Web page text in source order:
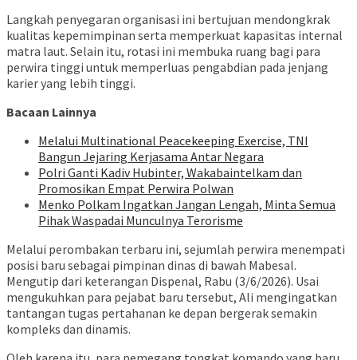
Langkah penyegaran organisasi ini bertujuan mendongkrak
kualitas kepemimpinan serta memperkuat kapasitas internal
matra laut. Selain itu, rotasi ini membuka ruang bagi para
perwira tinggi untuk memperluas pengabdian pada jenjang
karier yang lebih tinggi.
Bacaan Lainnya
Melalui Multinational Peacekeeping Exercise, TNI
Bangun Jejaring Kerjasama Antar Negara
Polri Ganti Kadiv Hubinter, Wakabaintelkam dan
Promosikan Empat Perwira Polwan
Menko Polkam Ingatkan Jangan Lengah, Minta Semua
Pihak Waspadai Munculnya Terorisme
Melalui perombakan terbaru ini, sejumlah perwira menempati
posisi baru sebagai pimpinan dinas di bawah Mabesal.
Mengutip dari keterangan Dispenal, Rabu (3/6/2026). Usai
mengukuhkan para pejabat baru tersebut, Ali mengingatkan
tantangan tugas pertahanan ke depan bergerak semakin
kompleks dan dinamis.